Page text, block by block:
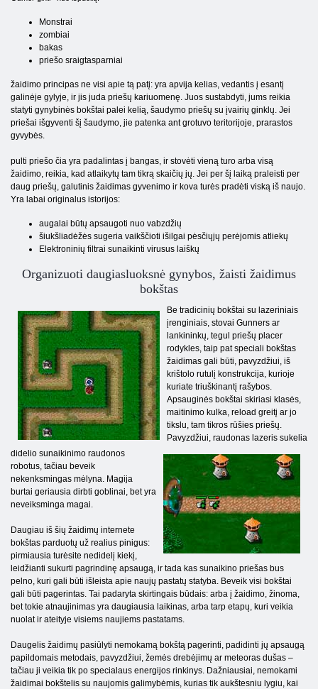
Monstrai
zombiai
bakas
priešo sraigtasparniai
žaidimo principas ne visi apie tą patį: yra apvija kelias, vedantis į esantį
galinėje gylyje, ir jis juda priešų kariuomenę. Juos sustabdyti, jums reikia
statyti gynybinės bokštai palei kelią, šaudymo priešų su įvairių ginklų. Jei
priešai išgyventi šį šaudymo, jie patenka ant grotuvo teritorijoje, prarastos
gyvybės.
pulti priešo čia yra padalintas į bangas, ir stovėti vieną turo arba visą
žaidimo, reikia, kad atlaikytų tam tikrą skaičių jų. Jei per šį laiką praleisti per
daug priešų, galutinis žaidimas gyvenimo ir kova turės pradėti viską iš naujo.
Yra labai originalus istorijos:
augalai būtų apsaugoti nuo vabzdžių
šiukšliadėžės sugeria vaikščioti išilgai pėsčiųjų perėjomis atliekų
Elektroninių filtrai sunaikinti virusus laiškų
Organizuoti daugiasluoksnė gynybos, žaisti žaidimus
bokštas
Be tradicinių bokštai su lazeriniais
įrenginiais, stovai Gunners ar
lankininkų, tegul priešų placer
rodykles, taip pat speciali bokštas
žaidimas gali būti, pavyzdžiui, iš
krištolo rutulį konstrukcija, kurioje
kuriate triuškinantį rašybos.
Apsauginės bokštai skiriasi klasės,
maitinimo kulka, reload greitį ar jo
tikslu, tam tikros rūšies priešų.
Pavyzdžiui, raudonas lazeris sukelia
didelio sunaikinimo raudonos
robotus, tačiau beveik
nekenksmingas mėlyna. Magija
burtai geriausia dirbti goblinai, bet yra
neveiksminga magai.
Daugiau iš šių žaidimų internete
bokštas parduotų už realius pinigus:
pirmiausia turėsite nedidelį kiekį,
leidžianti sukurti pagrindinę apsaugą, ir tada kas sunaikino priešas bus
pelno, kuri gali būti išleista apie naujų pastatų statyba. Beveik visi bokštai
gali būti pagerintas. Tai padaryta skirtingais būdais: arba į žaidimo, žinoma,
bet tokie atnaujinimas yra daugiausia laikinas, arba tarp etapų, kuri veikia
nuolat ir ateityje visiems naujiems pastatams.
Daugelis žaidimų pasiūlyti nemokamą bokštą pagerinti, padidinti jų apsaugą
papildomais metodais, pavyzdžiui, žemės drebėjimų ar meteoras dušas –
tačiau ji veikia tik po specialaus energijos rinkinys. Dažniausiai, nemokami
žaidimai bokštelis su naujomis galimybėmis, kurias tik aukštesniu lygiu, kai